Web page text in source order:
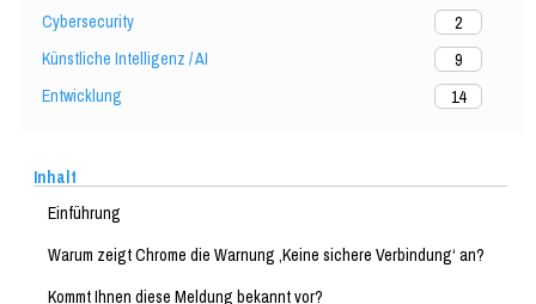
Cybersecurity
2
Künstliche Intelligenz / AI
9
Entwicklung
14
Inhalt
Einführung
Warum zeigt Chrome die Warnung ‚Keine sichere Verbindung‘ an?
Kommt Ihnen diese Meldung bekannt vor?